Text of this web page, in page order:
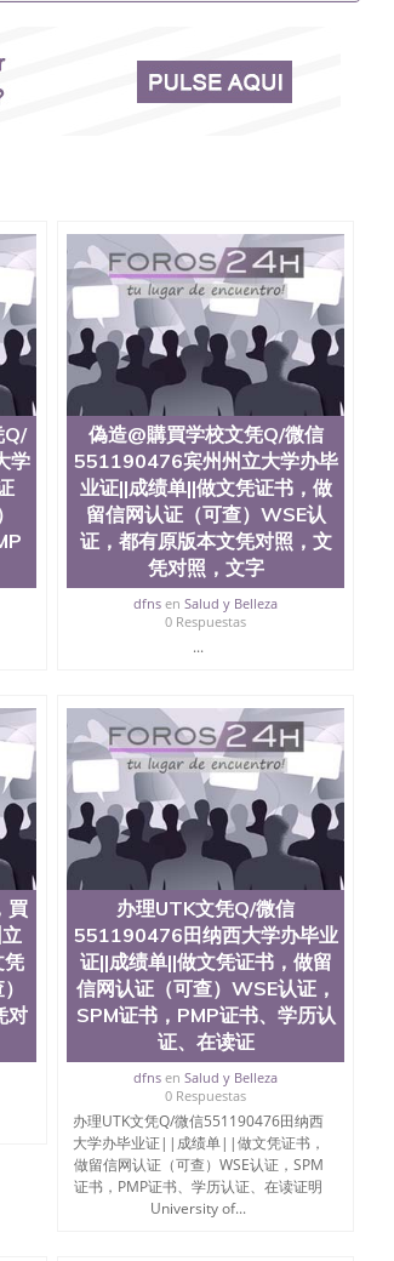
微信551190476国外毕业证去哪认证
制QQ微信551190476快速代办国外毕
文凭认证QQ微信551190476国外文凭
理QQ微信551190476国外大学文凭真
理国外文凭要交定金吗QQ微信
QQ微信551190476学士学位证书查询
学历认证QQ微信551190476海外文凭
又译为“圣荷西州立大学”）成立于
公立大学之一。位于圣何塞市San Jose
学，它以极高的就业率，全美名列前
福克斯》杂志评选为全美50强公立综
今，这是一所在世界上享有学术地
育质量的核心代表。其计算机系与会
其所处地域的世界硅谷中心得到工作
的实习机会。无论是加州大学系统
有大学中的地理位置。 圣何塞州立大
要科技中心。约有学生三万人，超过
读。其有名的科系如计算机科学，电
；而各种大学部和研究所的商学课程
1、收集客户办理信息； 2、客户付
客户确认； 5、电子图确认好转成品
（国内顺丰，国外DHL）。 三、真实
存档。 2、留学回国人员证明（使馆认
学校的教育学院排名在全美前十名，
、硕士及博士学位。学校的专业课程
文学、音乐、生物学、统计学、美
物工程、建筑设计、工商管理、材料
学、心理学、戏剧、市场营销、机械
供相关材料，确定客户办理信息，给
账号，付定金； 4、预约递交时间，公
书留服直接邮寄给客户 6、客户确认收
料，尺寸大小，防伪结构（包括：水
字图案浮雕，激光镭射，紫外荧光，温
的认可，同时和海外学校留学中介，
证，学生卡，结业证，录取通知书，
文凭的样版，尺寸大小，纸张材质，
们的优势： 我们在保证合理定价的同
是高性价比。 咨询顾问：Sam q/微
取通知书，雅思，留学回国证明.
认证、毕业证、成绩单、文凭、学历
、毕业证文凭、文凭毕业证、毕业证
学生认证、学历认证、文凭认证学位
学历、澳洲文凭学历、加拿大文凭学
学毕业证（San Jose State
Q/
学
偽造@購買学校文凭Q/微信
551190476宾州州立大学办毕
业证||成绩单||做文凭证书，做
留信网认证（可查）WSE认
证，都有原版本文凭对照，文
凭对照，文字
dfns enSalud y Belleza
0 Respuestas
...
買
凭
对
办理UTK文凭Q/微信
551190476田纳西大学办毕业
证||成绩单||做文凭证书，做留
信网认证（可查）WSE认证，
SPM证书，PMP证书、学历认
证、在读证
dfns enSalud y Belleza
0 Respuestas
办理UTK文凭Q/微信551190476田纳西
大学办毕业证||成绩单||做文凭证书，
做留信网认证（可查）WSE认证，SPM
证书，PMP证书、学历认证、在读证明
University of...